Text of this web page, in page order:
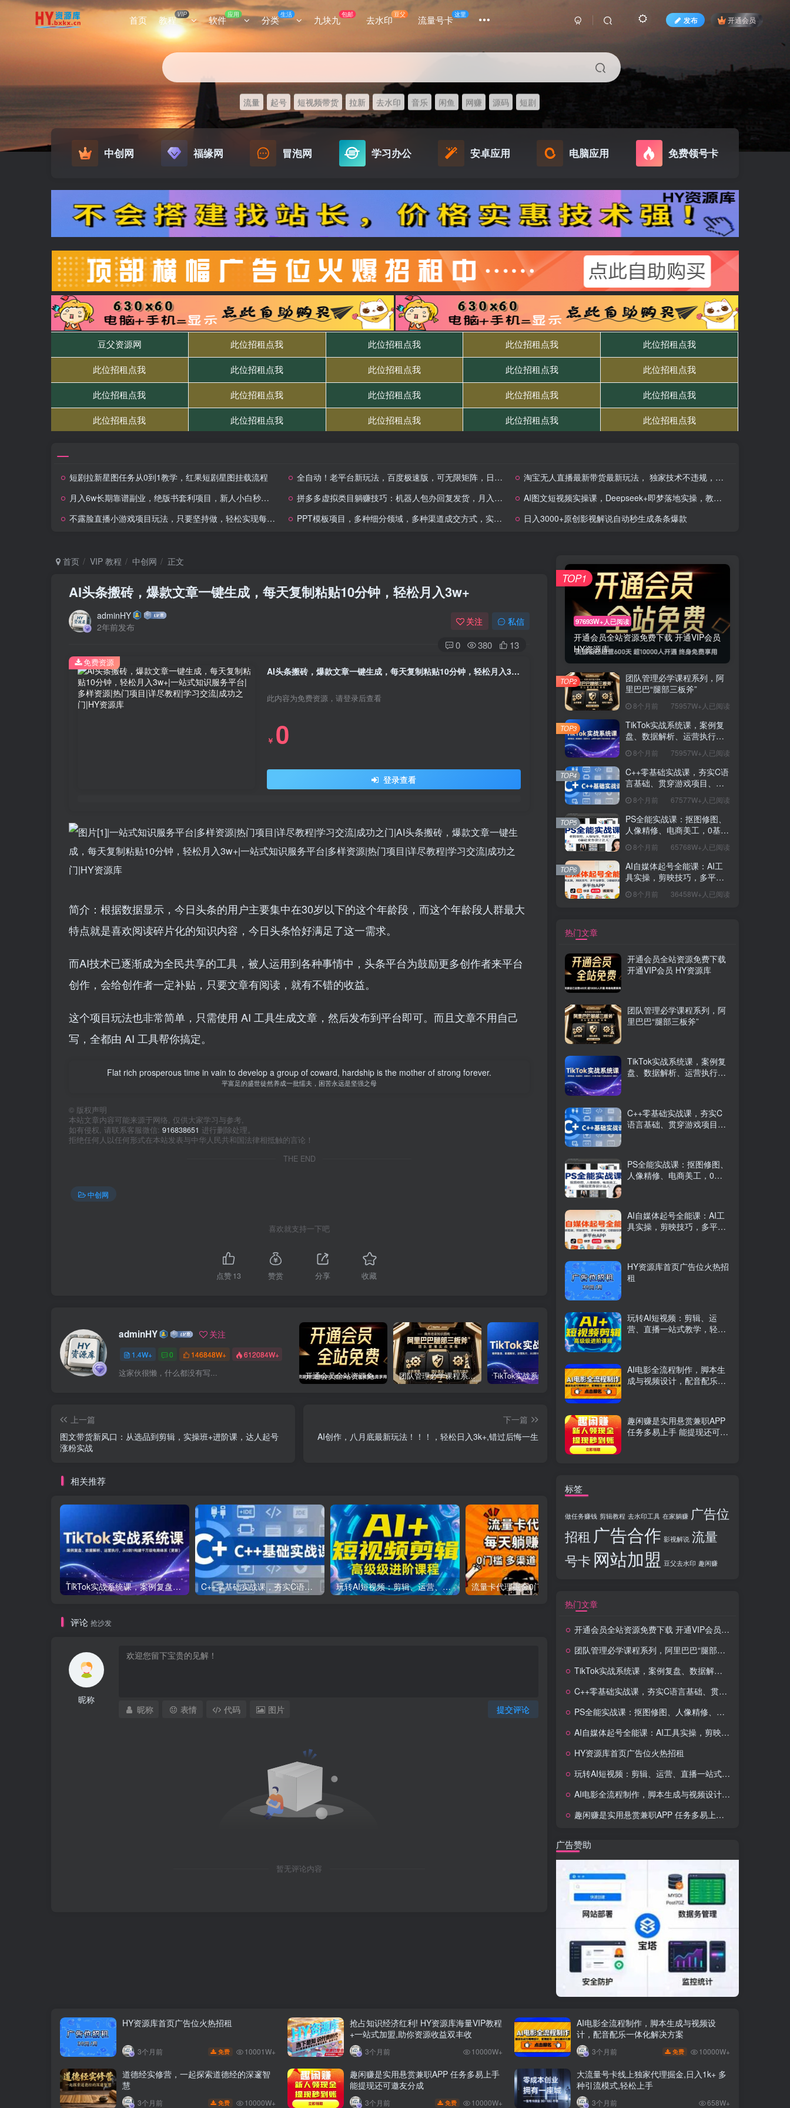
首页 教程VIP 软件 应用 分类生活 九块九包邮 去水印豆父 流量号卡这里
发布 开通会员
流量 起号 短视频带货 拉新 去水印 音乐 闲鱼 网赚 源码 短剧
中创网 福缘网 冒泡网 学习办公 安卓应用 电脑应用 免费领号卡
短剧拉新星图任务从0到1教学，红果短剧星图挂载流程 全自动！老平台新玩法，百度极速版，可无限矩阵，日入300+
淘宝无人直播最新带货最新玩法， 独家技术不违规，也不封号，只需要挂…
月入6w长期靠谱副业，绝版书套利项目，新人小白秒上手
拼多多虚拟类目躺赚技巧：机器人包办回复发货，月入 1-3W 不是梦
AI图文短视频实操课，Deepseek+即梦落地实操，教你如何智能做图文短视频(更新6月)
不露脸直播小游戏项目玩法，只要坚持做，轻松实现每天300+
PPT模板项目，多种细分领域，多种渠道成交方式，实操教学 日入3000+原创影视解说自动秒生成条条爆款
首页 VIP 教程 中创网 正文
AI头条搬砖，爆款文章一键生成，每天复制粘贴10分钟，轻松月入3w+
adminHY
2年前发布
关注 私信
0 380 13
AI头条搬砖，爆款文章一键生成，每天复制粘贴10分钟，轻松月入3w+
此内容为免费资源，请登录后查看
￥ 0
登录查看
免费资源
简介：根据数据显示，今日头条的用户主要集中在30岁以下的这个年龄段，而这个年龄段人群最大
特点就是喜欢阅读碎片化的知识内容，今日头条恰好满足了这一需求。
而AI技术已逐渐成为全民共享的工具，被人运用到各种事情中，头条平台为鼓励更多创作者来平台
创作，会给创作者一定补贴，只要文章有阅读，就有不错的收益。
这个项目玩法也非常简单，只需使用 AI 工具生成文章，然后发布到平台即可。而且文章不用自己
写，全都由 AI 工具帮你搞定。
Flat rich prosperous time in vain to develop a group of coward, hardship is the mother of strong forever.
平富足的盛世徒然养成一批懦夫，困苦永远是坚强之母
© 版权声明
本站文章内容可能来源于网络, 仅供大家学习与参考,
如有侵权, 请联系客服微信: 916838651 进行删除处理。
拒绝任何人以任何形式在本站发表与中华人民共和国法律相抵触的言论！
THE END
中创网
喜欢就支持一下吧
点赞13 赞赏 分享 收藏
adminHY 关注
1.4W+ 0 146848W+ 612084W+
这家伙很懒，什么都没有写... 开通会员全站资源免费下载 开通VIP会员 HY资源库 团队管理必学课程系列，阿里巴巴“腿部三板斧” TikTok实战系统课，案例复盘、数据解析、运营执行，从0到1构建千万级电商体系（更新） C++零基础实战课，夯实C语言基础、贯穿游戏项目、掌握开发思维，学成可挑战月薪15K+岗位
上一篇
图文带货新风口：从选品到剪辑，实操班+进阶课，达人起号
涨粉实战
下一篇
AI创作，八月底最新玩法！！！，轻松日入3k+,错过后悔一生
相关推荐
TikTok实战系统课，案例复盘、数据解析、运营执行，从0到1构建千万级电商体系（更新） C++零基础实战课，夯实C语言基础、贯穿游戏项目、掌握开发思维，学成可挑战月薪15K+岗位 玩转AI短视频：剪辑、运营、直播一站式教学，轻松打造流量神话
评论 抢沙发
昵称
提交评论
昵称 表情 代码 图片
暂无评论内容
97693W+人已阅读
开通会员全站资源免费下载 开通VIP会员
HY资源库
TOP1
团队管理必学课程系列，阿
里巴巴“腿部三板斧”
8个月前 75957W+人已阅读
TOP2
TikTok实战系统课，案例复
盘、数据解析、运营执行，
（更新）
8个月前 75957W+人已阅读
TOP3
C++零基础实战课，夯实C语
言基础、贯穿游戏项目、掌
薪15K+岗位
8个月前 67577W+人已阅读
TOP4
PS全能实战课：抠图修图、
人像精修、电商美工，0基础
8个月前 65768W+人已阅读
TOP5
AI自媒体起号全能课：AI工
具实操，剪映技巧，多平台
8个月前 36458W+人已阅读
TOP6
热门文章
开通会员全站资源免费下载
开通VIP会员 HY资源库
团队管理必学课程系列，阿
里巴巴“腿部三板斧”
TikTok实战系统课，案例复
盘、数据解析、运营执行，
C++零基础实战课，夯实C
语言基础、贯穿游戏项目、
PS全能实战课：抠图修图、
人像精修、电商美工，0基
AI自媒体起号全能课：AI工
具实操，剪映技巧，多平台
HY资源库首页广告位火热招
租
玩转AI短视频：剪辑、运
营、直播一站式教学，轻松
AI电影全流程制作，脚本生
成与视频设计，配音配乐一
趣闲赚是实用悬赏兼职APP
任务多易上手 能提现还可邀
标签
做任务赚钱 剪辑教程 去水印工具 在家躺赚 广告位
招租 广告合作 影视解说 流量
号卡 网站加盟 豆父去水印 趣闲赚
热门文章
开通会员全站资源免费下载 开通VIP会员 HY资源库
团队管理必学课程系列，阿里巴巴“腿部三板斧”
TikTok实战系统课，案例复盘、数据解析、运营执行，从0到1构建千万级电商体系（更新）
C++零基础实战课，夯实C语言基础、贯穿游戏项目、掌握开发思维，学成可挑战月薪15K+岗位
PS全能实战课：抠图修图、人像精修、电商美工，0基础变身设计达人
AI自媒体起号全能课：AI工具实操，剪映技巧，多平台带货，0基础快速变现
HY资源库首页广告位火热招租
玩转AI短视频：剪辑、运营、直播一站式教学，轻松打造流量神话
AI电影全流程制作，脚本生成与视频设计，配音配乐一体化解决方案
趣闲赚是实用悬赏兼职APP 任务多易上手 能提现还可邀友分成
广告赞助
HY资源库首页广告位火热招租
3个月前 免费 10001W+
抢占知识经济红利! HY资源库海量VIP教程
+一站式加盟,助你资源收益双丰收
3个月前 10000W+
AI电影全流程制作，脚本生成与视频设
计，配音配乐一体化解决方案
3个月前 免费 10000W+
道德经实修营，一起探索道德经的深邃智
慧
3个月前 免费 10000W+
趣闲赚是实用悬赏兼职APP 任务多易上手
能提现还可邀友分成
3个月前 免费 10000W+
大流量号卡线上独家代理掘金,日入1k+ 多
种引流模式,轻松上手
3个月前 658W+